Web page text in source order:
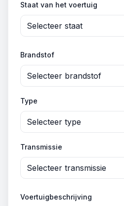
Staat van het voertuig
Selecteer staat
Brandstof
Selecteer brandstof
Type
Selecteer type
Transmissie
Selecteer transmissie
Voertuigbeschrijving